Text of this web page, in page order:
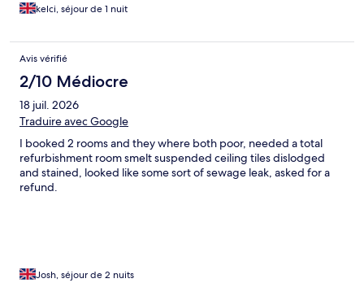
kelci, séjour de 1 nuit
Avis vérifié
2/10 Médiocre
18 juil. 2026
Traduire avec Google
I booked 2 rooms and they where both poor, needed a total
refurbishment room smelt suspended ceiling tiles dislodged
and stained, looked like some sort of sewage leak, asked for a
refund.
Josh, séjour de 2 nuits